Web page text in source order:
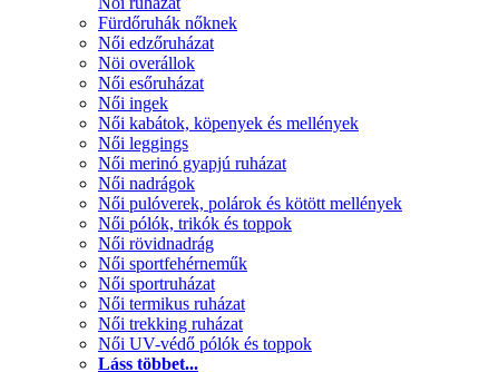
Fürdőruhák nőknek
Női edzőruházat
Nöi overállok
Női esőruházat
Női ingek
Női kabátok, köpenyek és mellények
Női leggings
Női merinó gyapjú ruházat
Női nadrágok
Női pulóverek, polárok és kötött mellények
Női pólók, trikók és toppok
Női rövidnadrág
Női sportfehérneműk
Női sportruházat
Női termikus ruházat
Női trekking ruházat
Női UV-védő pólók és toppok
Láss többet...